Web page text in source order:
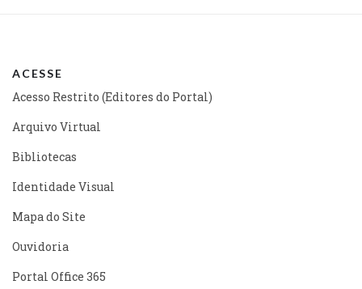
ACESSE
Acesso Restrito (Editores do Portal)
Arquivo Virtual
Bibliotecas
Identidade Visual
Mapa do Site
Ouvidoria
Portal Office 365